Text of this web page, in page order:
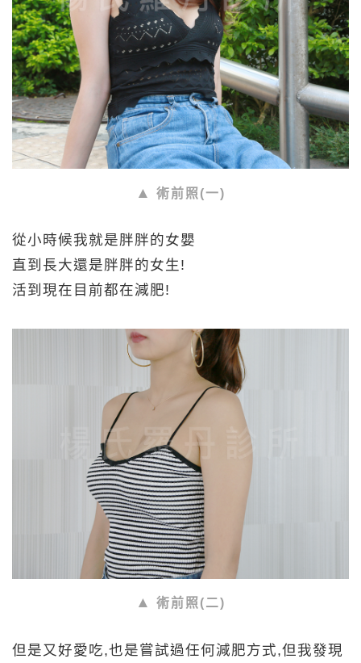
術前照(一)
從小時候我就是胖胖的女嬰
直到長大還是胖胖的女生!
活到現在目前都在減肥!
術前照(二)
但是又好愛吃,也是嘗試過任何減肥方式,但我發現